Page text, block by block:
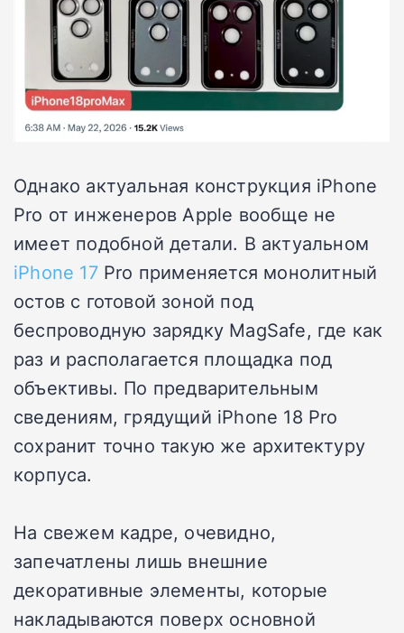
Однако актуальная конструкция iPhone
Pro от инженеров Apple вообще не
имеет подобной детали. В актуальном
iPhone 17Pro применяется монолитный
остов с готовой зоной под
беспроводную зарядку MagSafe, где как
раз и располагается площадка под
объективы. По предварительным
сведениям, грядущий iPhone 18 Pro
сохранит точно такую же архитектуру
корпуса.
На свежем кадре, очевидно,
запечатлены лишь внешние
декоративные элементы, которые
накладываются поверх основной